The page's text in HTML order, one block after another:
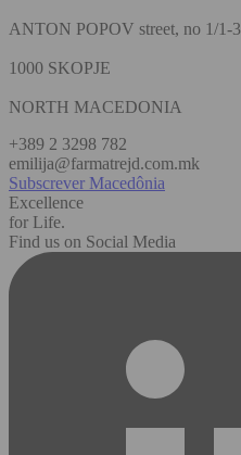
ANTON POPOV street, no 1/1-3
1000 SKOPJE
NORTH MACEDONIA
+389 2 3298 782
emilija@farmatrejd.com.mk
Subscrever Macedônia
Excellence
for Life.
Find us on Social Media